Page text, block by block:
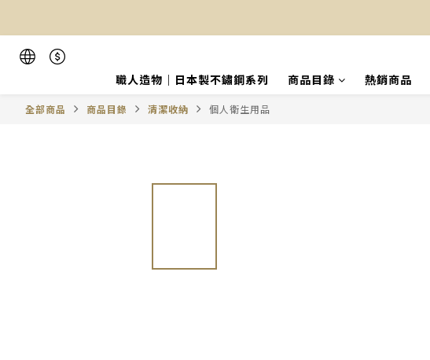
職人造物｜日本製不鏽鋼系列 商品目錄 熱銷商品
全部商品 商品目錄 清潔收納 個人衛生用品